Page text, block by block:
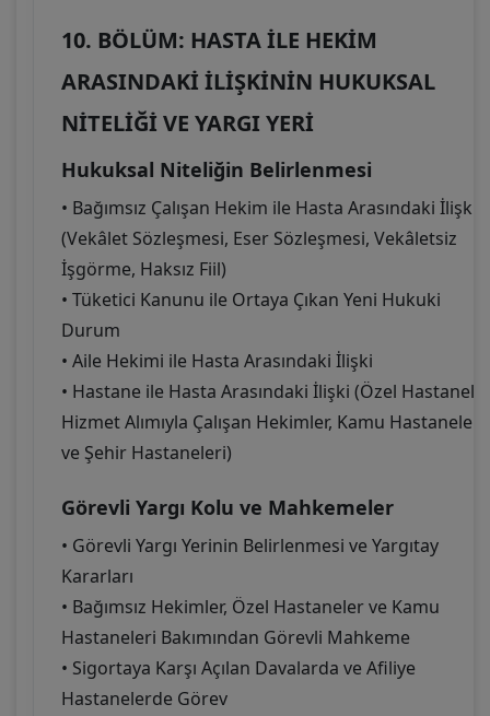
10. BÖLÜM: HASTA İLE HEKİM
ARASINDAKİ İLİŞKİNİN HUKUKSAL
NİTELİĞİ VE YARGI YERİ
Hukuksal Niteliğin Belirlenmesi
• Bağımsız Çalışan Hekim ile Hasta Arasındaki İlişki
(Vekâlet Sözleşmesi, Eser Sözleşmesi, Vekâletsiz
İşgörme, Haksız Fiil)
• Tüketici Kanunu ile Ortaya Çıkan Yeni Hukuki
Durum
• Aile Hekimi ile Hasta Arasındaki İlişki
• Hastane ile Hasta Arasındaki İlişki (Özel
Hizmet Alımıyla Çalışan Hekimler, Kamu Hastaneleri
ve Şehir Hastaneleri)
Görevli Yargı Kolu ve Mahkemeler
• Görevli Yargı Yerinin Belirlenmesi ve Yargıtay
Kararları
• Bağımsız Hekimler, Özel Hastaneler ve Kamu
Hastaneleri Bakımından Görevli Mahkeme
• Sigortaya Karşı Açılan Davalarda ve Afiliye
Hastanelerde Görev